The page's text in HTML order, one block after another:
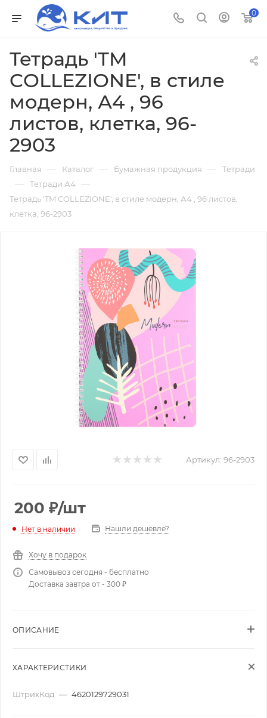
0
Тетрадь 'TM
COLLЕZIONE', в стиле
модерн, А4 , 96
листов, клетка, 96-
2903
Главная — Каталог — Бумажная продукция — Тетради
— Тетради А4 —
Тетрадь 'TM COLLЕZIONE', в стиле модерн, А4 , 96 листов,
клетка, 96-2903
Артикул: 96-2903
200 ₽/шт
Нет в наличии Нашли дешевле?
Хочу в подарок
Самовывоз сегодня - бесплатно
Доставка завтра от - 300 ₽
ОПИСАНИЕ
ХАРАКТЕРИСТИКИ
ШтрихКод — 4620129729031